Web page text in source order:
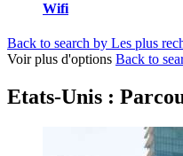
Wifi
Back to search by Les plus
Voir plus d'options Back to
Etats-Unis :